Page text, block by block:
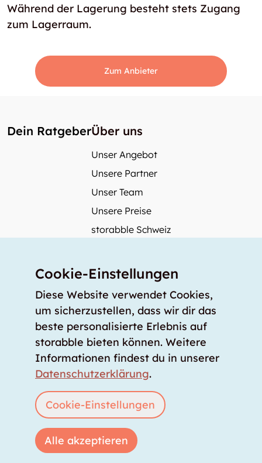
Während der Lagerung besteht stets Zugang
zum Lagerraum.
Zum Anbieter
Dein RatgeberÜber uns
Unser Angebot
Unsere Partner
Unser Team
Unsere Preise
storabble Schweiz
Mehr über storabble
Medienbeiträge
Wie gross muss ein Lagerraum sein?
Was kostet ein Lagerraum?
Für Lageranbieter
Anmelden Lagerraum inserieren
Copyright © 2026 storabble|Datenschutzerklärung
Cookie-Einstellungen
Diese Website verwendet Cookies,
um sicherzustellen, dass wir dir das
beste personalisierte Erlebnis auf
storabble bieten können. Weitere
Informationen findest du in unserer
Datenschutzerklärung.
Cookie-Einstellungen
Alle akzeptieren